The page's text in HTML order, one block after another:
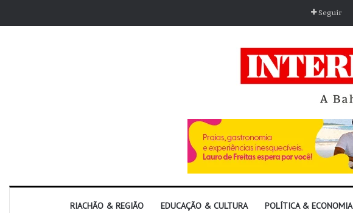
Seguir
RIACHÃO & REGIÃO EDUCAÇÃO & CULTURA POLÍTICA & ECONOMIA